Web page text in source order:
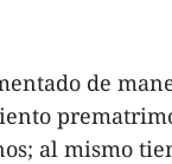
de
al mismo